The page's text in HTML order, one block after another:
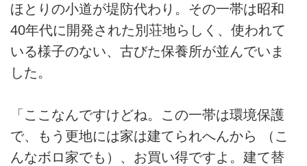
ほとりの小道が堤防代わり。その一帯は昭和
40年代に開発された別荘地らしく、使われて
いる様子のない、古びた保養所が並んでいま
した。
「ここなんですけどね。この一帯は環境保護
で、もう更地には家は建てられへんから （こ
んなボロ家でも）、お買い得ですよ。建て替